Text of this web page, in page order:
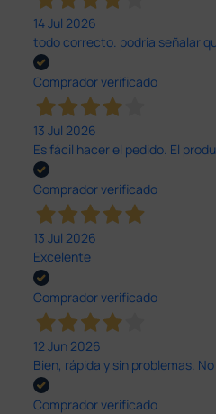
14 Jul 2026
todo correcto. podria señalar
Comprador verificado
13 Jul 2026
Es fácil hacer el pedido. El
Comprador verificado
13 Jul 2026
Excelente
Comprador verificado
12 Jun 2026
Bien, rápida y sin problemas.
Comprador verificado